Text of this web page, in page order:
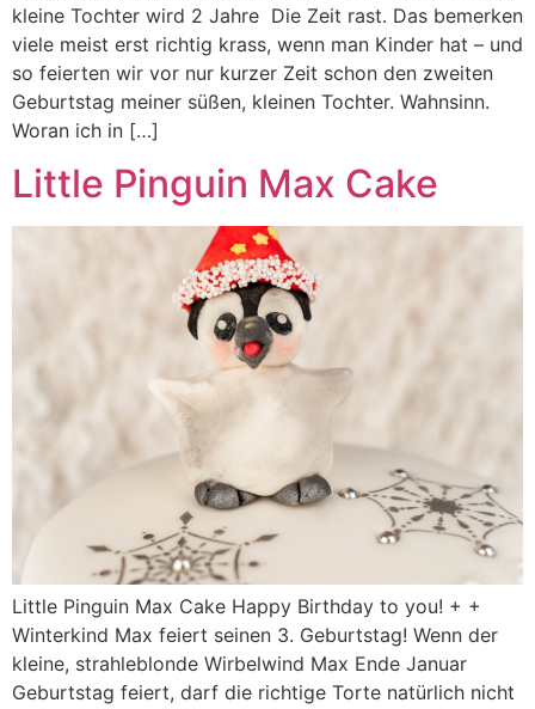
kleine Tochter wird 2 Jahre Die Zeit rast. Das bemerken
viele meist erst richtig krass, wenn man Kinder hat – und
so feierten wir vor nur kurzer Zeit schon den zweiten
Geburtstag meiner süßen, kleinen Tochter. Wahnsinn.
Woran ich in […]
Little Pinguin Max Cake
Little Pinguin Max Cake Happy Birthday to you! + +
Winterkind Max feiert seinen 3. Geburtstag! Wenn der
kleine, strahleblonde Wirbelwind Max Ende Januar
Geburtstag feiert, darf die richtige Torte natürlich nicht